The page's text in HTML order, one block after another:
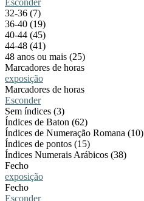
Esconder
32-36 (7)
36-40 (19)
40-44 (45)
44-48 (41)
48 anos ou mais (25)
Marcadores de horas
exposição
Marcadores de horas
Esconder
Sem índices (3)
Índices de Baton (62)
Índices de Numeração Romana (10)
Índices de pontos (15)
Índices Numerais Arábicos (38)
Fecho
exposição
Fecho
Esconder